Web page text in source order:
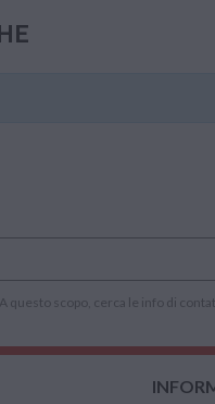
scopo, cerca le info di